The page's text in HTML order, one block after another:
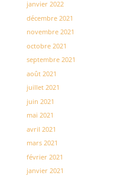
janvier 2022
décembre 2021
novembre 2021
octobre 2021
septembre 2021
août 2021
juillet 2021
juin 2021
mai 2021
avril 2021
mars 2021
février 2021
janvier 2021